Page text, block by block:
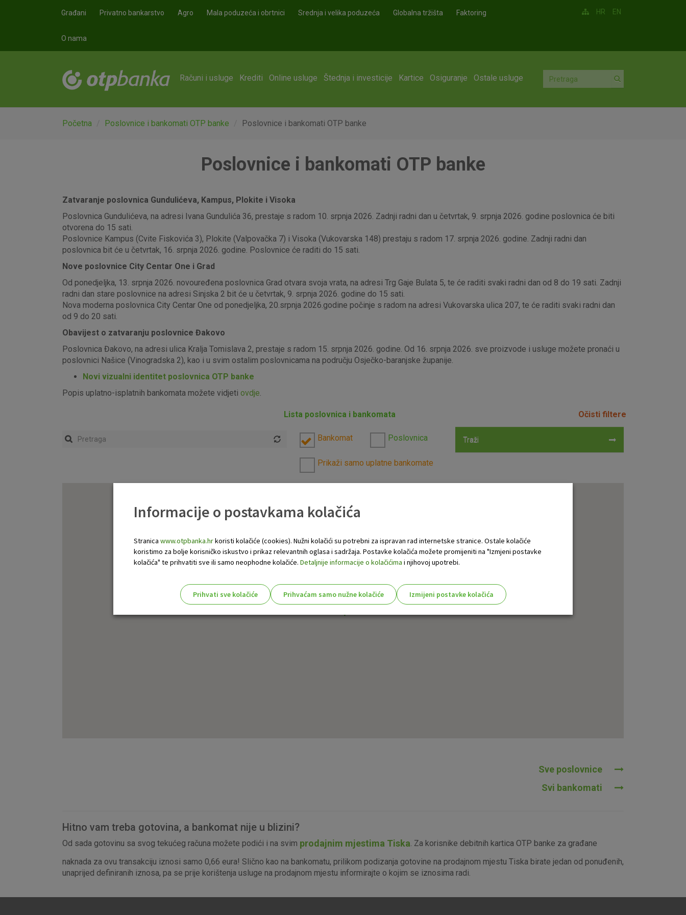
Građani Privatno bankarstvo Agro Mala poduzeća i obrtnici Srednja i velika poduzeća Globalna tržišta Faktoring
O nama
HR EN
Računi i usluge Krediti Online usluge Štednja i investicije Kartice Osiguranje Ostale usluge
Početna Poslovnice i bankomati OTP banke Poslovnice i bankomati OTP banke
Poslovnice i bankomati OTP banke
Zatvaranje poslovnica Gundulićeva, Kampus, Plokite i Visoka
Poslovnica Gundulićeva, na adresi Ivana Gundulića 36, prestaje s radom 10. srpnja 2026. Zadnji radni dan u četvrtak, 9. srpnja 2026. godine poslovnica će biti
otvorena do 15 sati.
Poslovnice Kampus (Cvite Fiskovića 3), Plokite (Valpovačka 7) i Visoka (Vukovarska 148) prestaju s radom 17. srpnja 2026. godine. Zadnji radni dan
poslovnica bit će u četvrtak, 16. srpnja 2026. godine. Poslovnice će raditi do 15 sati.
Nove poslovnice City Centar One i Grad
Od ponedjeljka, 13. srpnja 2026. novouređena poslovnica Grad otvara svoja vrata, na adresi Trg Gaje Bulata 5, te će raditi svaki radni dan od 8 do 19 sati. Zadnji
radni dan stare poslovnice na adresi Sinjska 2 bit će u četvrtak, 9. srpnja 2026. godine do 15 sati.
Nova moderna poslovnica City Centar One od ponedjeljka, 20.srpnja 2026.godine počinje s radom na adresi Vukovarska ulica 207, te će raditi svaki radni dan
od 9 do 20 sati.
Obavijest o zatvaranju poslovnice Đakovo
Poslovnica Đakovo, na adresi ulica Kralja Tomislava 2, prestaje s radom 15. srpnja 2026. godine. Od 16. srpnja 2026. sve proizvode i usluge možete pronaći u
poslovnici Našice (Vinogradska 2), kao i u svim ostalim poslovnicama na području Osječko-baranjske županije.
Novi vizualni identitet poslovnica OTP banke
Popis uplatno-isplatnih bankomata možete vidjeti ovdje.
Lista poslovnica i bankomata Očisti filtere
Bankomat Poslovnica Traži
Prikaži samo uplatne bankomate
Sve poslovnice
Svi bankomati
Hitno vam treba gotovina, a bankomat nije u blizini?
Od sada gotovinu sa svog tekućeg računa možete podići i na svim prodajnim mjestima Tiska. Za korisnike debitnih kartica OTP banke za građane
naknada za ovu transakciju iznosi samo 0,66 eura! Slično kao na bankomatu, prilikom podizanja gotovine na prodajnom mjestu Tiska birate jedan od ponuđenih,
unaprijed definiranih iznosa, pa se prije korištenja usluge na prodajnom mjestu informirajte o kojim se iznosima radi.
Informacije o postavkama kolačića
Stranica www.otpbanka.hrkoristi kolačiće (cookies). Nužni kolačići su potrebni za ispravan rad internetske stranice. Ostale kolačiće
koristimo za bolje korisničko iskustvo i prikaz relevantnih oglasa i sadržaja. Postavke kolačića možete promijeniti na "Izmjeni postavke
kolačića" te prihvatiti sve ili samo neophodne kolačiće. Detaljnije informacije o kolačićima i njihovoj upotrebi.
Prihvati sve kolačiće Prihvaćam samo nužne kolačiće
Izmijeni postavke kolačića
Marketinški